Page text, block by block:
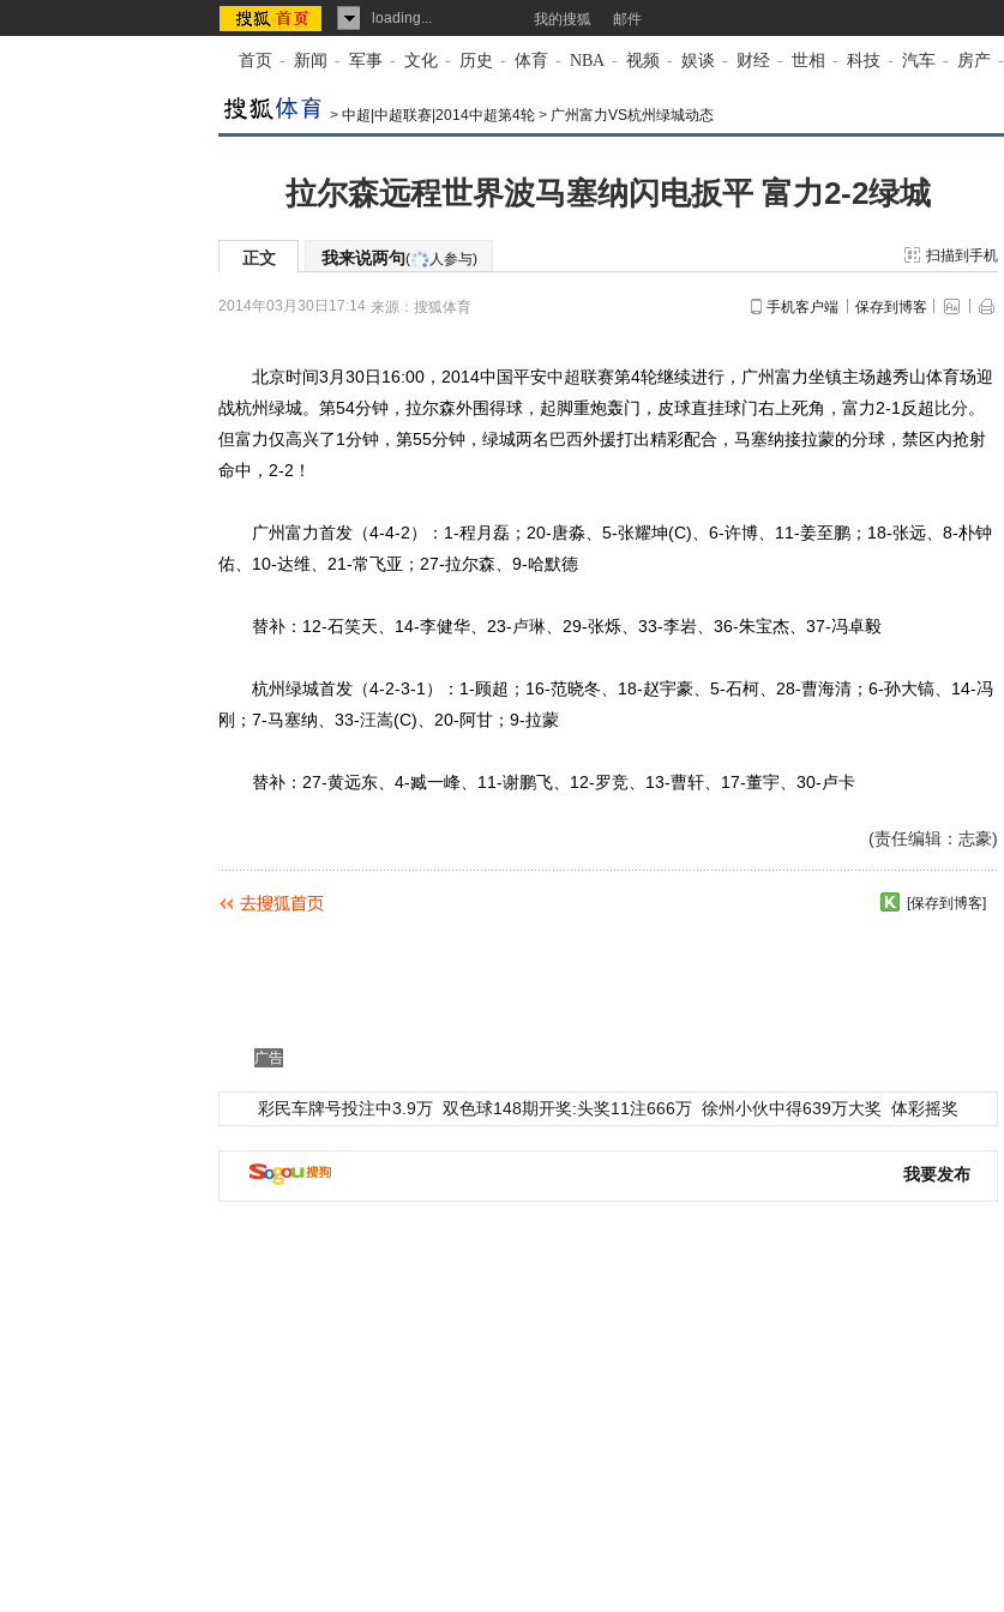
loading... 我的搜狐 邮件
首页 - 新闻 - 军事 - 文化 - 历史 - 体育 - NBA - 视频 - 娱谈 - 财经 - 世相 - 科技 - 汽车 - 房产 -
> 中超|中超联赛|2014中超第4轮 > 广州富力VS杭州绿城动态
拉尔森远程世界波马塞纳闪电扳平 富力2-2绿城
正文 我来说两句( 人参与) 扫描到手机
2014年03月30日17:14 来源： 搜狐体育 手机客户端 保存到博客
北京时间3月30日16:00，2014中国平安中超联赛第4轮继续进行，广州富力坐镇主场越秀山体育场迎
战杭州绿城。第54分钟，拉尔森外围得球，起脚重炮轰门，皮球直挂球门右上死角，富力2-1反超比分。
但富力仅高兴了1分钟，第55分钟，绿城两名巴西外援打出精彩配合，马塞纳接拉蒙的分球，禁区内抢射
命中，2-2！
广州富力首发（4-4-2）：1-程月磊；20-唐淼、5-张耀坤(C)、6-许博、11-姜至鹏；18-张远、8-朴钟
佑、10-达维、21-常飞亚；27-拉尔森、9-哈默德
替补：12-石笑天、14-李健华、23-卢琳 、29-张烁、33-李岩、36-朱宝杰、37-冯卓毅
杭州绿城首发（4-2-3-1）：1-顾超；16-范晓冬、18-赵宇豪、5-石柯、28-曹海清；6-孙大镐、14-冯
刚；7-马塞纳、33-汪嵩(C)、20-阿甘；9-拉蒙
替补：27-黄远东、4-臧一峰、11-谢鹏飞、12-罗竞、13-曹轩、17-董宇、30-卢卡
(责任编辑：志豪)
[保存到博客]
广告
彩民车牌号投注中3.9万 双色球148期开奖:头奖11注666万 徐州小伙中得639万大奖 体彩摇奖
我要发布